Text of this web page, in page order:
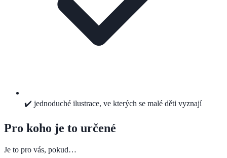
✔️ jednoduché ilustrace, ve kterých se malé děti vyznají
Pro koho je to určené
Je to pro vás, pokud…